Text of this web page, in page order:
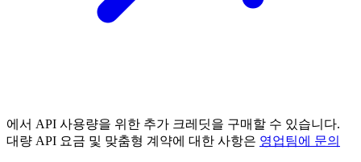
에서 API 사용량을 위한 추가 크레딧을 구매할 수 있습니다.
대량 API 요금 및 맞춤형 계약에 대한 사항은 영업팀에 문의